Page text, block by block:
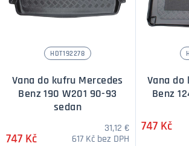
HDT192278
Vana do kufru Mercedes
Benz 190 W201 90-93
sedan
747 Kč
31,12 €
617 Kč bez DPH
Vana do
Benz
747 Kč